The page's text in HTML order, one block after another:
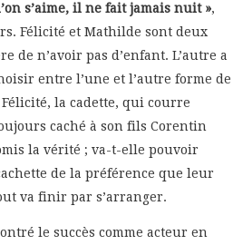
s’aime, il ne fait jamais nuit »,
Félicité et Mathilde sont deux
de n’avoir pas d’enfant. L’autre a
entre l’une et l’autre forme de
la cadette, qui courre
caché à son fils Corentin
la vérité ; va-t-elle pouvoir
de la préférence que leur
va finir par s’arranger.
le succès comme acteur en